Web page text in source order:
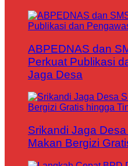
ABPEDNAS dan
Perkuat Publikasi
Jaga Desa
Srikandi Jaga
Makan Bergizi